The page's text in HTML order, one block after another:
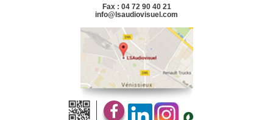
Fax : 04 72 90 40 21
info@lsaudiovisuel.com